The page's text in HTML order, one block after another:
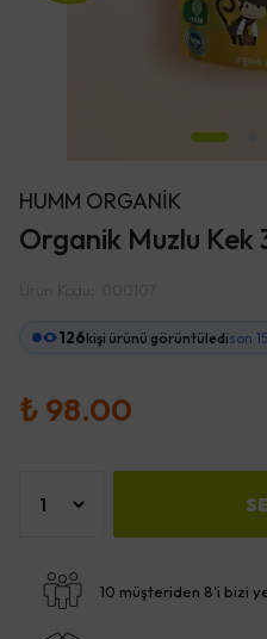
HUMM ORGANİK
Organik Muzlu Kek
Ürün Kodu : 000107
126kişi ürünü görüntüledison
₺ 98.00
10 müşteriden 8'i bizi